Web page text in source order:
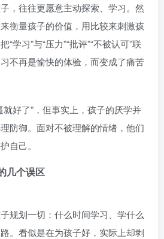
，往往更愿意主动探索、学习。然
衡量孩子的价值，用比较来刺激孩
学习”与“压力”“批评”“不被认可”联
不再是愉快的体验，而变成了痛苦
好了”，但事实上，孩子的厌学并
防御。面对不被理解的情绪，他们
自己。
几个误区
规划一切：什么时间学习、学什么
。看似是在为孩子好，实际上却剥